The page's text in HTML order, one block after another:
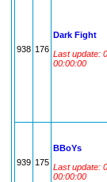
938 176
Dark Fight
Last update:
00:00:00
939 175
BBoYs
Last update:
00:00:00